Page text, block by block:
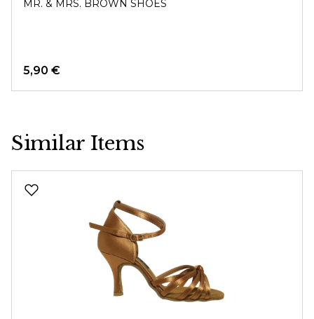
MR. & MRS. BROWN SHOES
5,90 €
Similar Items